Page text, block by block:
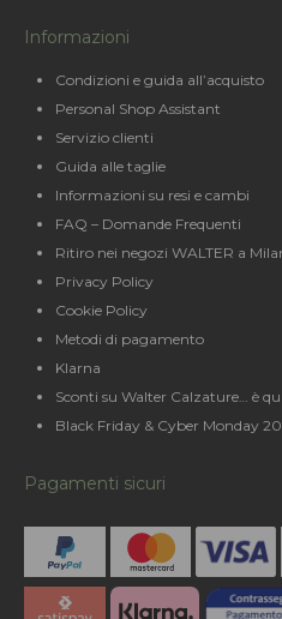
Informazioni
Condizioni e guida all’acquisto
Personal Shop Assistant
Servizio clienti
Guida alle taglie
Informazioni su resi e cambi
FAQ – Domande Frequenti
Ritiro nei negozi WALTER a
Privacy Policy
Cookie Policy
Metodi di pagamento
Klarna
Sconti su Walter Calzature… è
Black Friday & Cyber Monday
Pagamenti sicuri